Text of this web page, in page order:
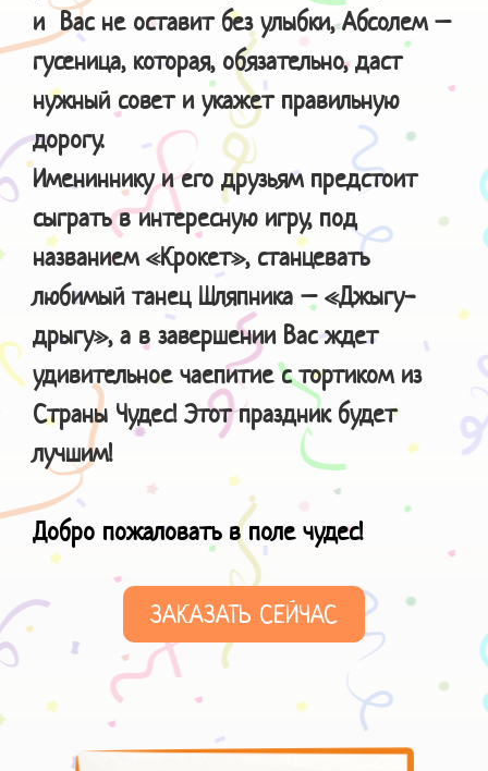
и Вас не оставит без улыбки, Абсолем –
гусеница, которая, обязательно, даст
нужный совет и укажет правильную
дорогу.
Имениннику и его друзьям предстоит
сыграть в интересную игру, под
названием «Крокет», станцевать
любимый танец Шляпника – «Джыгу-
дрыгу», а в завершении Вас ждет
удивительное чаепитие с тортиком из
Страны Чудес! Этот праздник будет
лучшим!
Добро пожаловать в поле чудес!
ЗАКАЗАТЬ СЕЙЧАС